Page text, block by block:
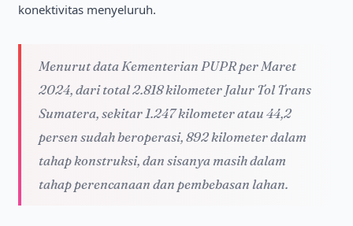
konektivitas menyeluruh.
Menurut data Kementerian PUPR per Maret
2024, dari total 2.818 kilometer Jalur Tol Trans
Sumatera, sekitar 1.247 kilometer atau 44,2
persen sudah beroperasi, 892 kilometer dalam
tahap konstruksi, dan sisanya masih dalam
tahap perencanaan dan pembebasan lahan.